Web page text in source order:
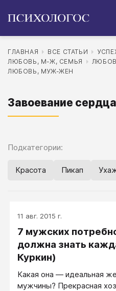
ГЛАВНАЯ ВСЕ СТАТЬИ
ЛЮБОВЬ, М-Ж, СЕМЬЯ
ЛЮБОВЬ, МУЖ-ЖЕН
Завоевание сердца
Подкатегории:
Красота Пикап
11 авг. 2015 г.
7 мужских
должна знать
Куркин)
Какая она — идеальная
мужчины? Прекрасная